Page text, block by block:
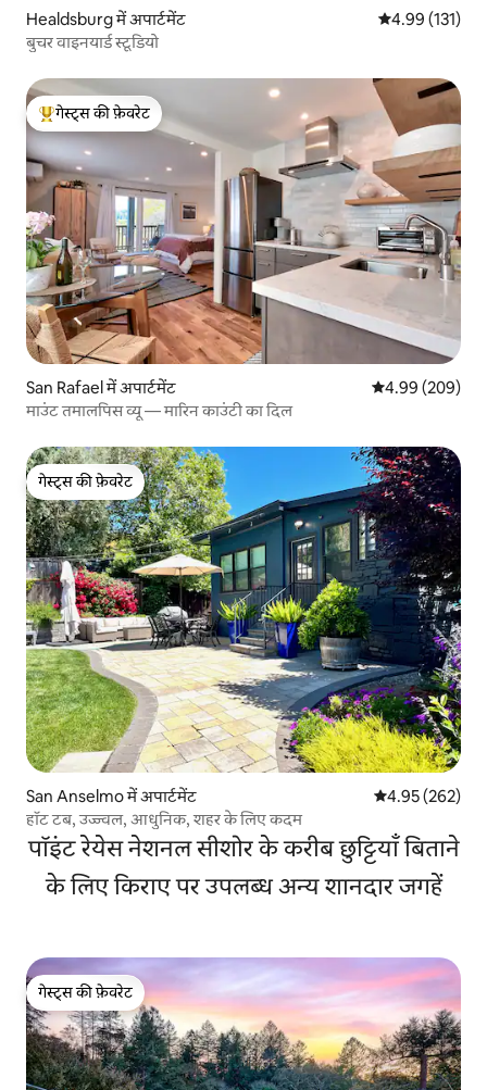
Healdsburg में अपार्टमेंट औसत रेटिंग 5 में से
4.99 (131)
बुचर वाइनयार्ड स्टूडियो
गेस्ट्स का टॉप फ़ेवरेट
गेस्ट्स की फ़ेवरेट
San Rafael में अपार्टमेंट औसत रेटिंग 5 में से
4.99 (209)
माउंट तमालपिस व्यू — मारिन काउंटी का दिल
गेस्ट्स की फ़ेवरेट
गेस्ट्स की फ़ेवरेट
San Anselmo में अपार्टमेंट औसत रेटिंग 5 में से
4.95 (262)
हॉट टब, उज्ज्वल, आधुनिक, शहर के लिए कदम
पॉइंट रेयेस नेशनल सीशोर के करीब छुट्टियाँ बिताने
के लिए किराए पर उपलब्ध अन्य शानदार जगहें
गेस्ट्स की फ़ेवरेट
गेस्ट्स की फ़ेवरेट